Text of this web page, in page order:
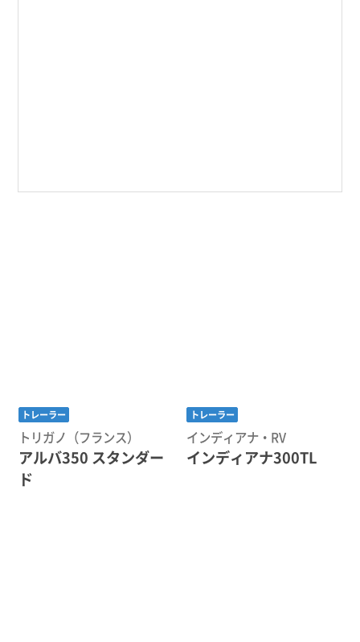
トレーラー
トリガノ（フランス）
アルバ350 スタンダー
ド
トレーラー
インディアナ・RV
インディアナ300TL